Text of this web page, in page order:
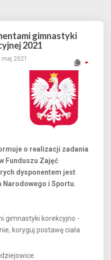
gimnastyki
2021
2021
o realizacji zadania
Funduszu Zajęć
dysponentem jest
Narodowego i Sportu.
gimnastyki korekcyjno -
koryguj postawę ciała